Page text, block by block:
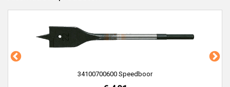
34100700600 Speedboor